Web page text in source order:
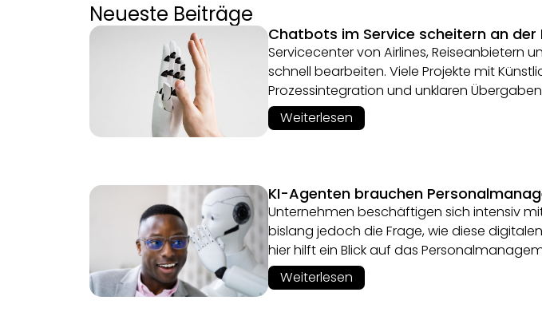
Neueste Beiträge
Chatbots im Service scheitern an
Servicecenter von Airlines, Reiseanbietern
schnell bearbeiten. Viele Projekte mit
Prozessintegration und unklaren
Weiterlesen
KI-Agenten brauchen
Unternehmen beschäftigen sich intensiv
bislang jedoch die Frage, wie diese
hier hilft ein Blick auf das
Weiterlesen